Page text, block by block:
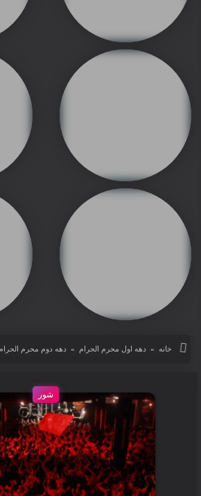
دهه دوم محرم الحرام –
خانه » دهه اول محرم الحرام » دهه دوم محرم الحرام
شور